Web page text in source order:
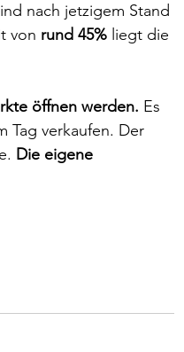
nach jetzigem Stand
von rund 45% liegt die
öffnen werden. Es
Tag verkaufen. Der
Die eigene